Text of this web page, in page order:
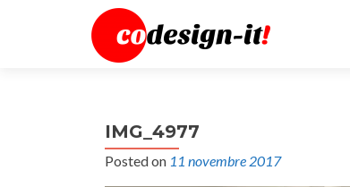
IMG_4977
Posted on 11 novembre 2017